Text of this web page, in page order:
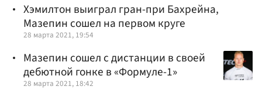
Хэмилтон выиграл гран-при Бахрейна,
Мазепин сошел на первом круге
28 марта 2021, 19:54
Мазепин сошел с дистанции в своей
дебютной гонке в «Формуле-1»
28 марта 2021, 18:42